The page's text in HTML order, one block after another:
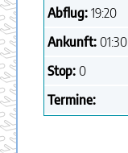
Abflug: 19:20
Ankunft: 01:30
Stop: 0
Termine: